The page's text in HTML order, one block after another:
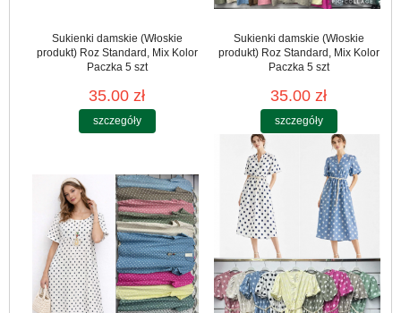
Sukienki damskie (Włoskie
produkt) Roz Standard, Mix Kolor
Paczka 5 szt
35.00 zł
szczegóły
Sukienki damskie (Włoskie
produkt) Roz Standard, Mix Kolor
Paczka 5 szt
35.00 zł
szczegóły